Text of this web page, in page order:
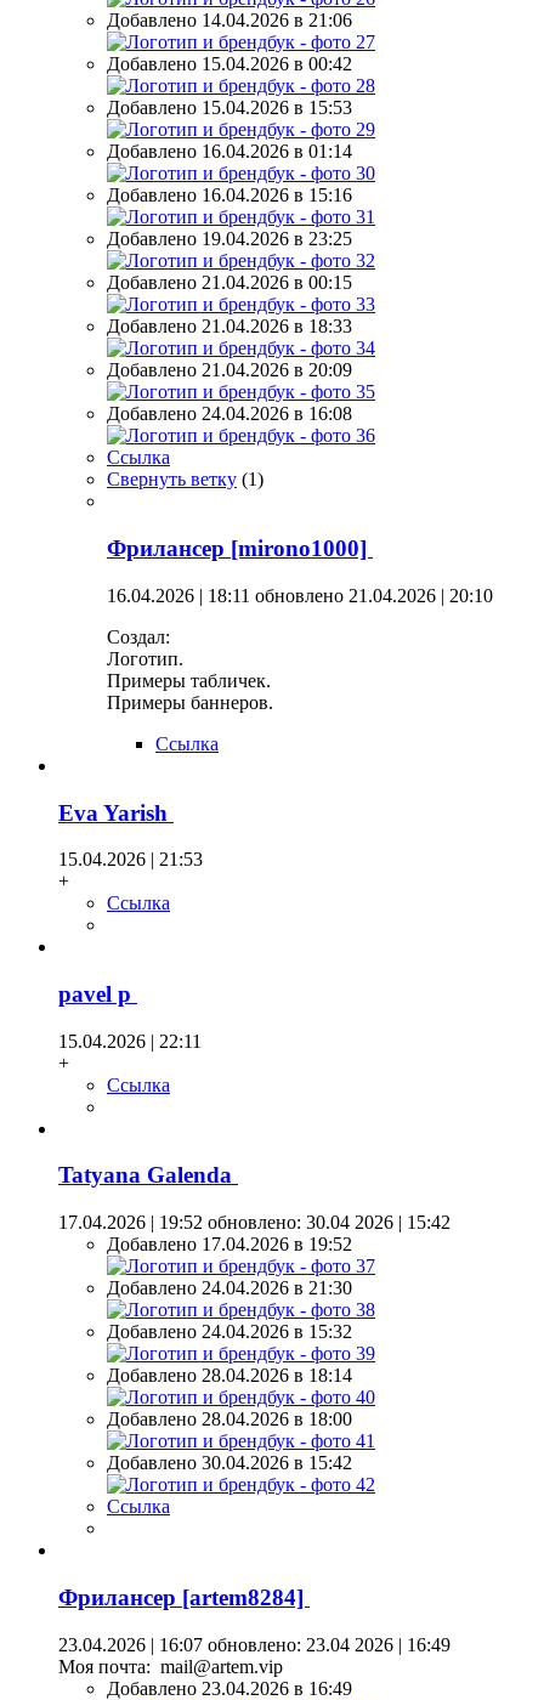
Добавлено 14.04.2026 в 21:06
Добавлено 15.04.2026 в 00:42
Добавлено 15.04.2026 в 15:53
Добавлено 16.04.2026 в 01:14
Добавлено 16.04.2026 в 15:16
Добавлено 19.04.2026 в 23:25
Добавлено 21.04.2026 в 00:15
Добавлено 21.04.2026 в 18:33
Добавлено 21.04.2026 в 20:09
Добавлено 24.04.2026 в 16:08
Ссылка
Свернуть ветку (1)
Фрилансер [mirono1000]
16.04.2026 | 18:11 обновлено 21.04.2026 | 20:10
Создал:
Логотип.
Примеры табличек.
Примеры баннеров.
Ссылка
Eva Yarish
15.04.2026 | 21:53
+
Ссылка
pavel p
15.04.2026 | 22:11
+
Ссылка
Tatyana Galenda
17.04.2026 | 19:52 обновлено: 30.04 2026 | 15:42
Добавлено 17.04.2026 в 19:52
Добавлено 24.04.2026 в 21:30
Добавлено 24.04.2026 в 15:32
Добавлено 28.04.2026 в 18:14
Добавлено 28.04.2026 в 18:00
Добавлено 30.04.2026 в 15:42
Ссылка
Фрилансер [artem8284]
23.04.2026 | 16:07 обновлено: 23.04 2026 | 16:49
Моя почта: mail@artem.vip
Добавлено 23.04.2026 в 16:49